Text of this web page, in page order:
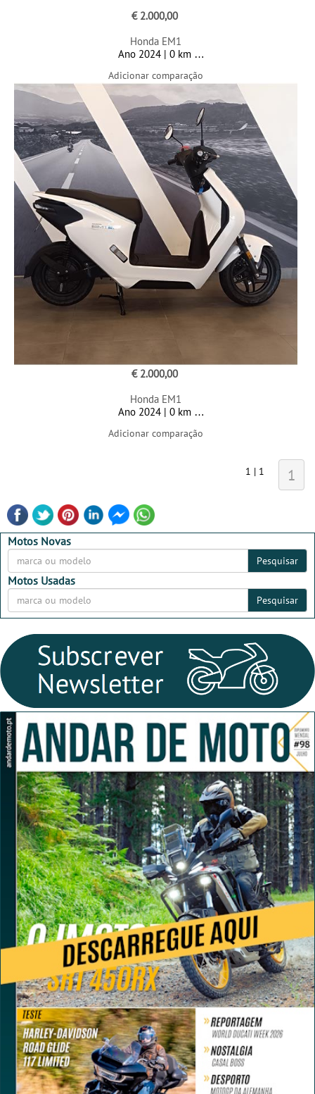
€ 2.000,00
Honda EM1
Ano 2024 | 0 km
Adicionar comparação
€ 2.000,00
Honda EM1
Ano 2024 | 0 km
Adicionar comparação
1 | 1 1
Motos Novas
Pesquisar
Motos Usadas
Pesquisar